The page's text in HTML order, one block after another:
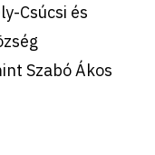
Csúcsi és
Szabó Ákos